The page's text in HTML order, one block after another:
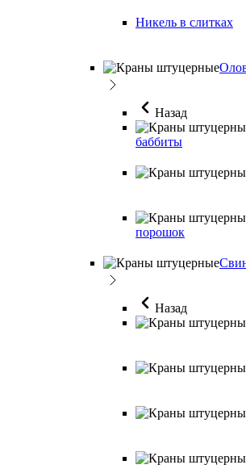
Никель в слитках
Назад
баббиты
порошок
Назад